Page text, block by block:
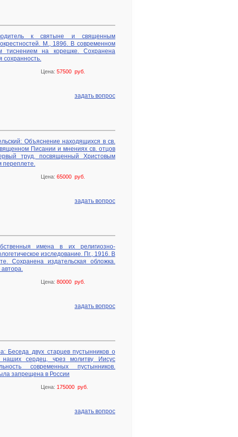
к святыне и священным
М., 1896. В современном
тиснением на корешке. Сохранена
сохранность.
Цена: 57500 руб.
задать вопрос
Объяснение находящихся в св.
Писании и мнениях св. отцов
труд, посвященный Христовым
переплете.
Цена: 65000 руб.
задать вопрос
имена в их религиозно-
изследование. Пг., 1916. В
Сохранена издательская обложка.
Цена: 80000 руб.
задать вопрос
Беседа двух старцев пустынников о
сердец, чрез молитву Иисус
современных пустынников.
запрещена в России
Цена: 175000 руб.
задать вопрос